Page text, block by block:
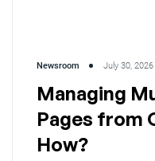
Newsroom July 30, 2026
Managing
Pages from
How?